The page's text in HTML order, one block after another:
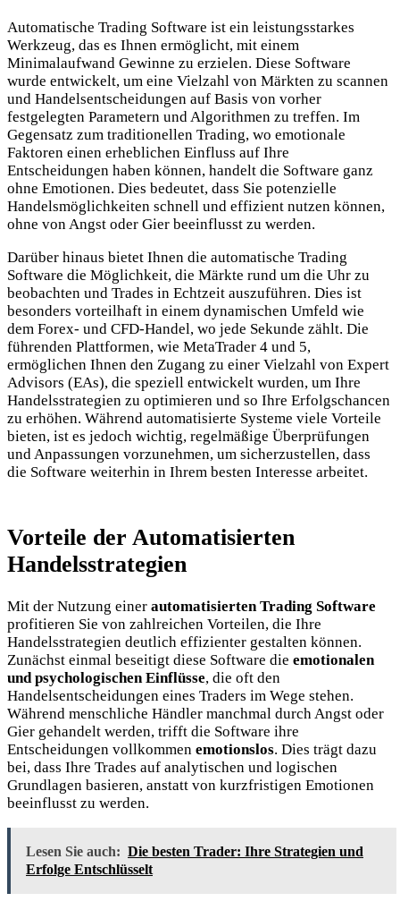
Automatische Trading Software ist ein leistungsstarkes
Werkzeug, das es Ihnen ermöglicht, mit einem
Minimalaufwand Gewinne zu erzielen. Diese Software
wurde entwickelt, um eine Vielzahl von Märkten zu scannen
und Handelsentscheidungen auf Basis von vorher
festgelegten Parametern und Algorithmen zu treffen. Im
Gegensatz zum traditionellen Trading, wo emotionale
Faktoren einen erheblichen Einfluss auf Ihre
Entscheidungen haben können, handelt die Software ganz
ohne Emotionen. Dies bedeutet, dass Sie potenzielle
Handelsmöglichkeiten schnell und effizient nutzen können,
ohne von Angst oder Gier beeinflusst zu werden.
Darüber hinaus bietet Ihnen die automatische Trading
Software die Möglichkeit, die Märkte rund um die Uhr zu
beobachten und Trades in Echtzeit auszuführen. Dies ist
besonders vorteilhaft in einem dynamischen Umfeld wie
dem Forex- und CFD-Handel, wo jede Sekunde zählt. Die
führenden Plattformen, wie MetaTrader 4 und 5,
ermöglichen Ihnen den Zugang zu einer Vielzahl von Expert
Advisors (EAs), die speziell entwickelt wurden, um Ihre
Handelsstrategien zu optimieren und so Ihre Erfolgschancen
zu erhöhen. Während automatisierte Systeme viele Vorteile
bieten, ist es jedoch wichtig, regelmäßige Überprüfungen
und Anpassungen vorzunehmen, um sicherzustellen, dass
die Software weiterhin in Ihrem besten Interesse arbeitet.
Vorteile der Automatisierten
Handelsstrategien
Mit der Nutzung einer automatisierten Trading Software
profitieren Sie von zahlreichen Vorteilen, die Ihre
Handelsstrategien deutlich effizienter gestalten können.
Zunächst einmal beseitigt diese Software die emotionalen
und psychologischen Einflüsse, die oft den
Handelsentscheidungen eines Traders im Wege stehen.
Während menschliche Händler manchmal durch Angst oder
Gier gehandelt werden, trifft die Software ihre
Entscheidungen vollkommen emotionslos. Dies trägt dazu
bei, dass Ihre Trades auf analytischen und logischen
Grundlagen basieren, anstatt von kurzfristigen Emotionen
beeinflusst zu werden.
Lesen Sie auch: Die besten Trader: Ihre Strategien und
Erfolge Entschlüsselt